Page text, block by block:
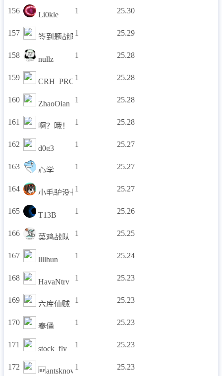
156 Li0kle 1 25.30
157 签到题战队!
1 25.29
158 nullz 1 25.28
159 CRH_PRO 1 25.28
160 ZhaoQian 1 25.28
161 啊？哦！ 1 25.28
162 d0g3 1 25.27
163 心学 1 25.27
164 小毛驴没长劲儿
1 25.27
165 T13B 1 25.26
166 菜鸡战队 1 25.25
167 llllhun 1 25.24
168 HavaNtry 1 25.23
169 六库仙贼 1 25.23
170 秦俑 1 25.23
171 stock_fly 1 25.23
172 antsknows
1 25.23